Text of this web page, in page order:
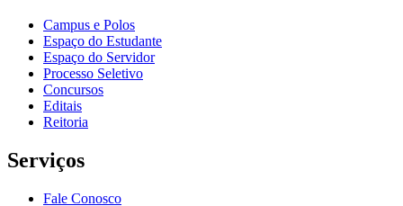
Campus e Polos
Espaço do Estudante
Espaço do Servidor
Processo Seletivo
Concursos
Editais
Reitoria
Serviços
Fale Conosco